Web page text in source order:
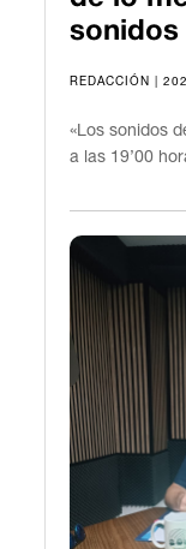
sonidos
REDACCIÓN |
«Los sonidos
a las 19’00